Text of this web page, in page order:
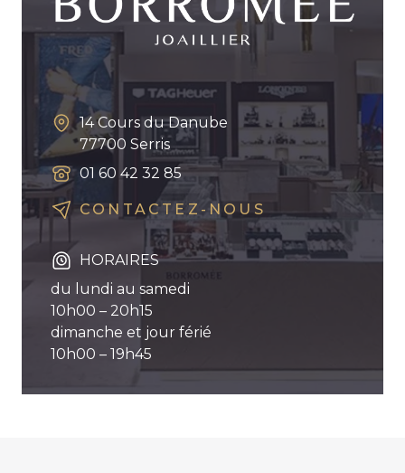
14 Cours du Danube
77700 Serris
01 60 42 32 85
CONTACTEZ-NOUS
HORAIRES
du lundi au samedi
10h00 – 20h15
dimanche et jour férié
10h00 – 19h45